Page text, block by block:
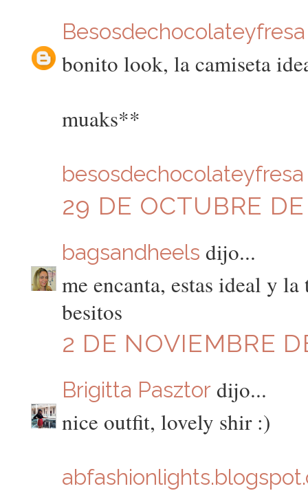
Besosdechocolateyfresa
bonito look, la camiseta
muaks**
besosdechocolateyfresa
29 DE OCTUBRE
bagsandheels dijo...
me encanta, estas ideal y
besitos
2 DE NOVIEMBRE
Brigitta Pasztor dijo...
nice outfit, lovely shir :)